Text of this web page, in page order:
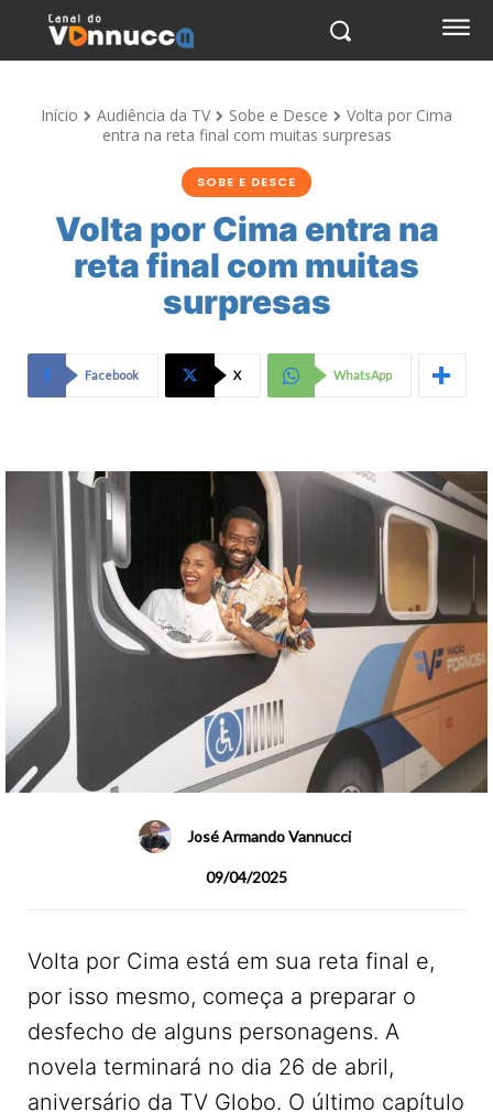
Início Audiência da TV Sobe e Desce
Volta por Cima
entra na reta final com muitas surpresas
SOBE E DESCE
Volta por Cima entra na
reta final com muitas
surpresas
Facebook X WhatsApp
José Armando Vannucci
09/04/2025
Volta por Cima está em sua reta final e,
por isso mesmo, começa a preparar o
desfecho de alguns personagens. A
novela terminará no dia 26 de abril,
aniversário da TV Globo. O último capítulo